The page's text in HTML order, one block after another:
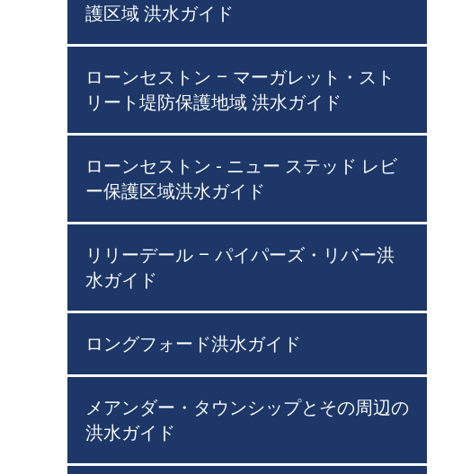
護区域 洪水ガイド
ローンセストン – マーガレット・スト
リート堤防保護地域 洪水ガイド
ローンセストン - ニュー ステッド レビ
ー保護区域洪水ガイド
リリーデール – パイパーズ・リバー洪
水ガイド
ロングフォード洪水ガイド
メアンダー・タウンシップとその周辺の
洪水ガイド